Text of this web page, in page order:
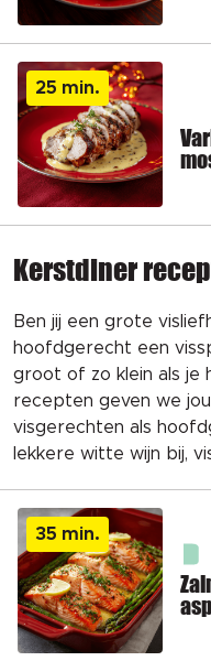
25 min.
Kerstdiner
Ben jij een grote
hoofdgerecht een
groot of zo klein als je
recepten geven we
visgerechten als
lekkere witte wijn bij,
35 min.